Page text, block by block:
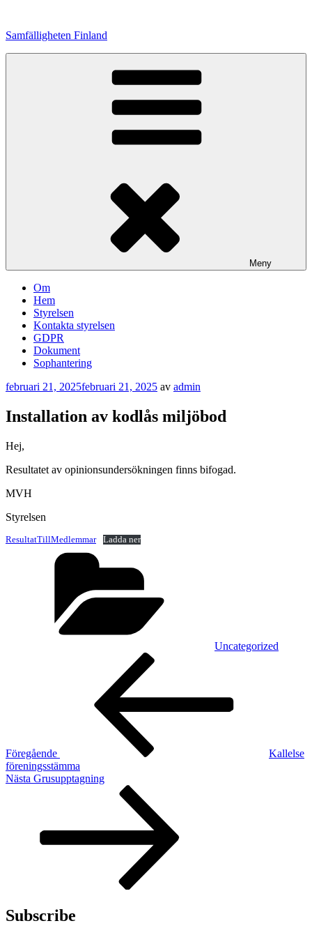
innehåll
Samfälligheten Finland
Meny
Om
Hem
Styrelsen
Kontakta styrelsen
GDPR
Dokument
Sophantering
Publicerat
februari 21, 2025februari 21, 2025 av admin
Installation av kodlås miljöbod
Hej,
Resultatet av opinionsundersökningen finns bifogad.
MVH
Styrelsen
ResultatTillMedlemmar Ladda ner
Uncategorized
Inläggsnavigering
Föregående
Kallelse
föreningsstämma
Nästa
Nästa Grusupptagning
Subscribe